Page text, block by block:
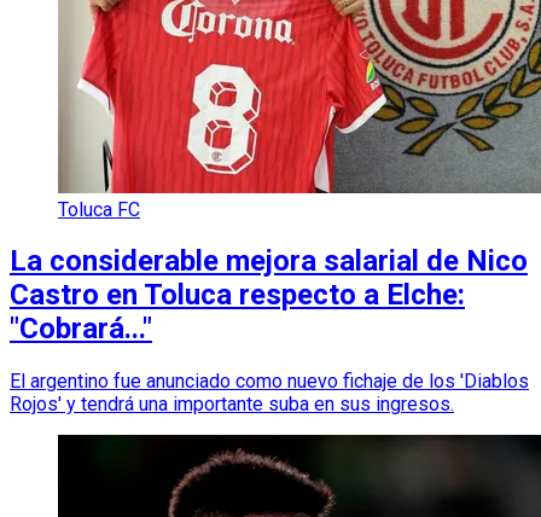
Toluca FC
La considerable mejora salarial de Nico
Castro en Toluca respecto a Elche:
"Cobrará..."
El argentino fue anunciado como nuevo fichaje de los 'Diablos
Rojos' y tendrá una importante suba en sus ingresos.